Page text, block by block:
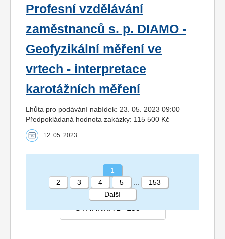
Profesní vzdělávání
zaměstnanců s. p. DIAMO -
Geofyzikální měření ve
vrtech - interpretace
karotážních měření
Lhůta pro podávání nabídek: 23. 05. 2023 09:00
Předpokládaná hodnota zakázky: 115 500 Kč
12. 05. 2023
1
2
3 4 5
153
Další